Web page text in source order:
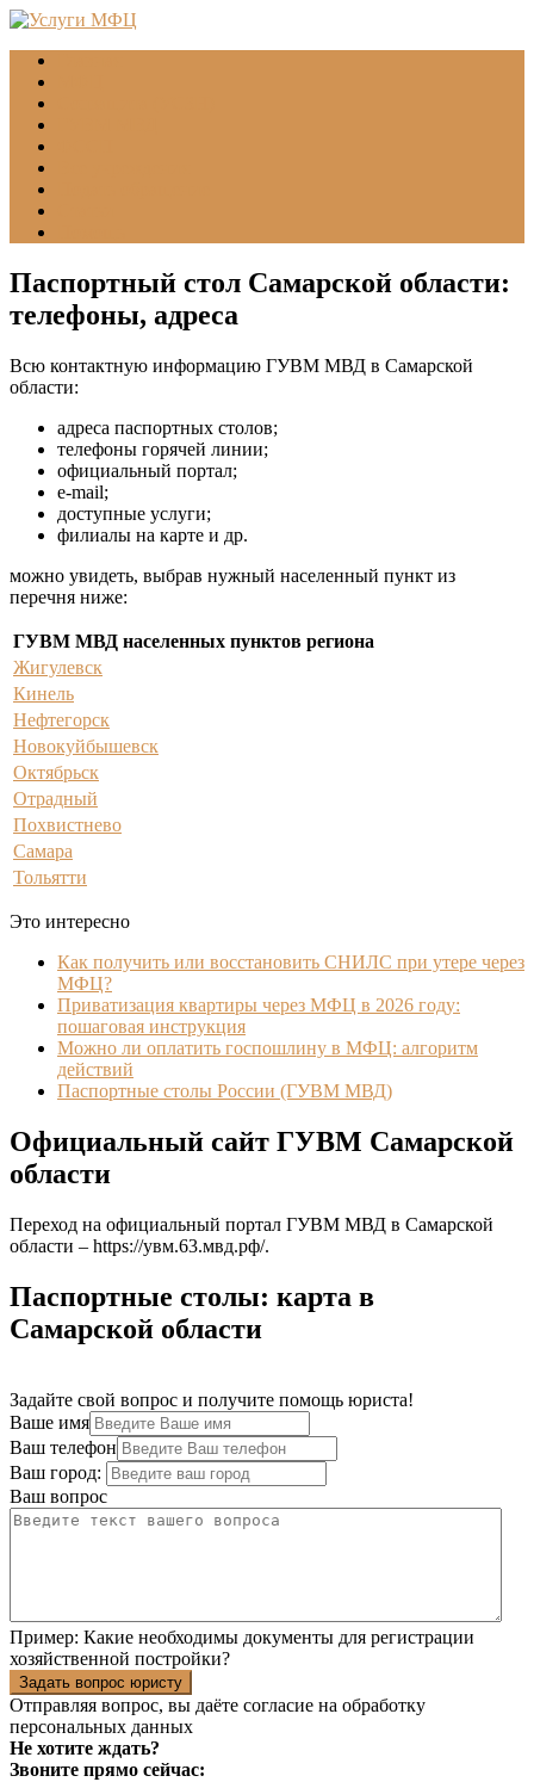
Паспортный стол Самарской области:
телефоны, адреса
Всю контактную информацию ГУВМ МВД в Самарской
области:
адреса паспортных столов;
телефоны горячей линии;
официальный портал;
e-mail;
доступные услуги;
филиалы на карте и др.
можно увидеть, выбрав нужный населенный пункт из
перечня ниже:
ГУВМ МВД населенных пунктов региона
Жигулевск
Кинель
Нефтегорск
Новокуйбышевск
Октябрьск
Отрадный
Похвистнево
Самара
Тольятти
Это интересно
Как получить или восстановить СНИЛС при утере через
МФЦ?
Приватизация квартиры через МФЦ в 2026 году:
пошаговая инструкция
Можно ли оплатить госпошлину в МФЦ: алгоритм
действий
Паспортные столы России (ГУВМ МВД)
Официальный сайт ГУВМ Самарской
области
Переход на официальный портал ГУВМ МВД в Самарской
области – https://увм.63.мвд.рф/.
Паспортные столы: карта в
Самарской области
Задайте свой вопрос и получите помощь юриста!
Ваше имя
Ваш телефон
Ваш город:
Ваш вопрос
Пример: Какие необходимы документы для регистрации
хозяйственной постройки?
Задать вопрос юристу
Отправляя вопрос, вы даёте согласие на обработку
персональных данных
Не хотите ждать?
Звоните прямо сейчас: